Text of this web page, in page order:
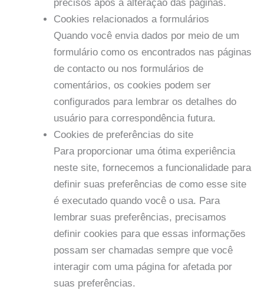
precisos após a alteração das páginas.
Cookies relacionados a formulários
Quando você envia dados por meio de um
formulário como os encontrados nas páginas
de contacto ou nos formulários de
comentários, os cookies podem ser
configurados para lembrar os detalhes do
usuário para correspondência futura.
Cookies de preferências do site
Para proporcionar uma ótima experiência
neste site, fornecemos a funcionalidade para
definir suas preferências de como esse site
é executado quando você o usa. Para
lembrar suas preferências, precisamos
definir cookies para que essas informações
possam ser chamadas sempre que você
interagir com uma página for afetada por
suas preferências.